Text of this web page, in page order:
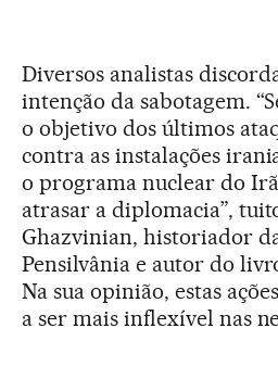
Diversos analistas
intenção da sabotagem.
o objetivo dos últimos
contra as instalações
o programa nuclear do
atrasar a diplomacia”,
Ghazvinian, historiador
Pensilvânia e autor do
Na sua opinião, estas
a ser mais inflexível nas